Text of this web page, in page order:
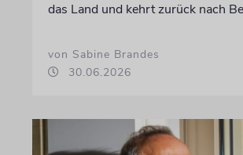
das Land und kehrt zurück nach
von Sabine Brandes
30.06.2026